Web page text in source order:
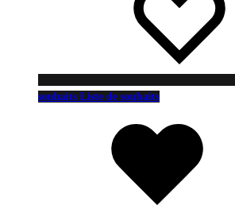
souhaits Liste de souhaits